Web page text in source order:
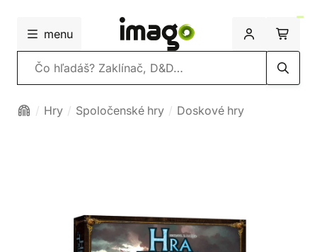
menu
Vyhľadávanie
Hry Spoločenské hry Doskové hry